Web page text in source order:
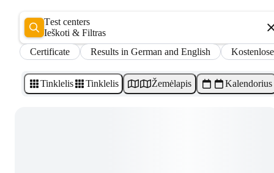
Test centers
Ieškoti & Filtras
Certificate
Results in German and English
Tinklelis Tinklelis Žemėlapis Kalendorius